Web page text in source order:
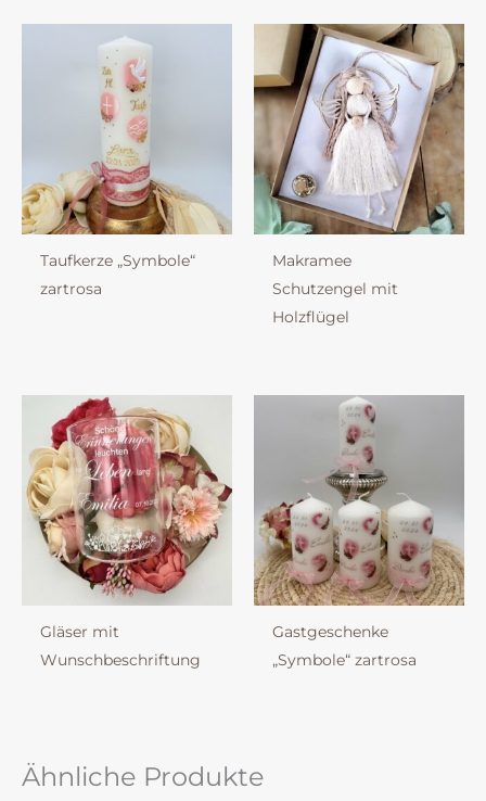
Taufkerze „Symbole“
zartrosa
Makramee
Schutzengel mit
Holzflügel
Gläser mit
Wunschbeschriftung
Gastgeschenke
„Symbole“ zartrosa
Ähnliche Produkte